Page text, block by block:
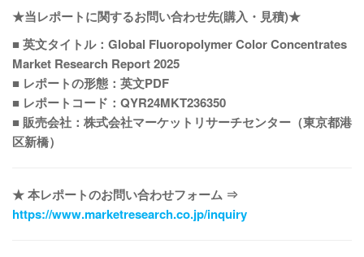
★当レポートに関するお問い合わせ先(購入・見積)★
■ 英文タイトル：Global Fluoropolymer Color Concentrates
Market Research Report 2025
■ レポートの形態：英文PDF
■ レポートコード：QYR24MKT236350
■ 販売会社：株式会社マーケットリサーチセンター（東京都港
区新橋）
★ 本レポートのお問い合わせフォーム ⇒
https://www.marketresearch.co.jp/inquiry